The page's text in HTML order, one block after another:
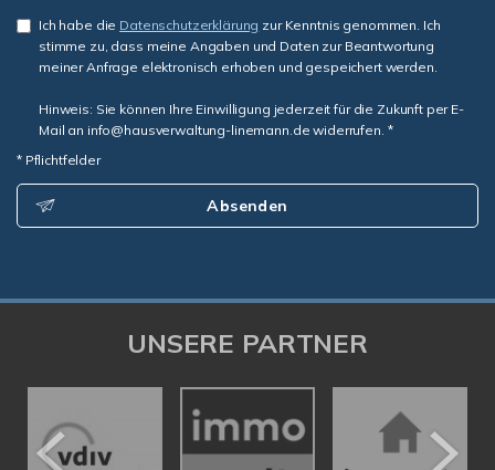
Ich habe die Datenschutzerklärung zur Kenntnis genommen. Ich
stimme zu, dass meine Angaben und Daten zur Beantwortung
meiner Anfrage elektronisch erhoben und gespeichert werden.
Hinweis: Sie können Ihre Einwilligung jederzeit für die Zukunft per E-
Mail an info@hausverwaltung-linemann.de widerrufen. *
* Pflichtfelder
Absenden
UNSERE PARTNER